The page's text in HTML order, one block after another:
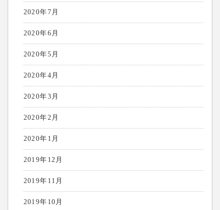
2020年7月
2020年6月
2020年5月
2020年4月
2020年3月
2020年2月
2020年1月
2019年12月
2019年11月
2019年10月